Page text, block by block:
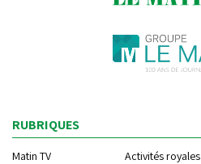
RUBRIQUES
Matin TV Activités royales